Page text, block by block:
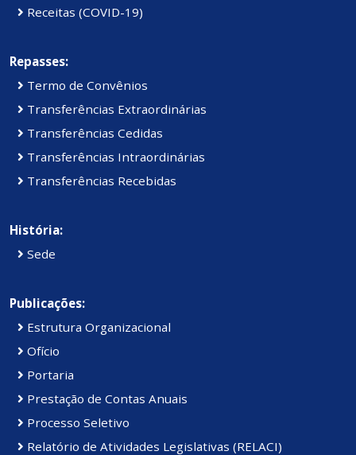
Receitas (COVID-19)
Repasses:
Termo de Convênios
Transferências Extraordinárias
Transferências Cedidas
Transferências Intraordinárias
Transferências Recebidas
História:
Sede
Publicações:
Estrutura Organizacional
Ofício
Portaria
Prestação de Contas Anuais
Processo Seletivo
Relatório de Atividades Legislativas (RELACI)